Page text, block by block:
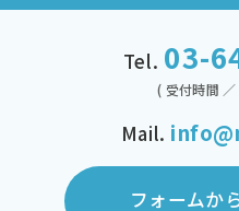
Tel. 03-
( 受付時間
Mail.
フォームか